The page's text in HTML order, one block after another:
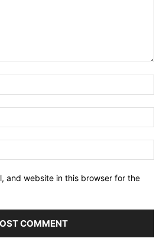
and website in this browser for the